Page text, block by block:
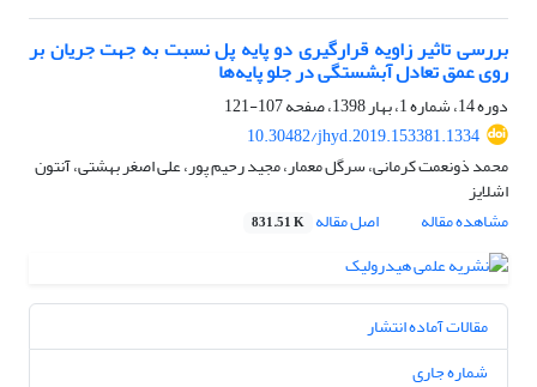
بررسی تاثیر زاویه قرارگیری دو پایه پل نسبت به جهت جریان بر
روی عمق تعادل آبشستگی در جلو پایه‌ها
دوره 14، شماره 1، بهار 1398، صفحه
107-121
10.30482/jhyd.2019.153381.1334
محمد ذونعمت کرمانی، سرگل معمار، مجید رحیم پور، علی اصغر بهشتی، آنتون
اشلایز
مشاهده مقاله
اصل مقاله 831.51 K
مقالات آماده انتشار
شماره جاری